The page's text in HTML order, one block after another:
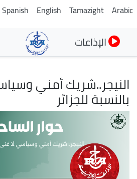
تجاوز
Arabic
Tamazight
English
Spanish
الإذاعات
النيجر..شريك أمني
بالنسبة للجزائر
الصورة